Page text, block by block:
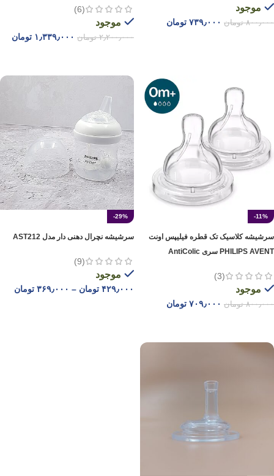
موجود
۸۰۰٫۰۰۰ تومان ۷۳۹٫۰۰۰ تومان
(6)
موجود
۲٫۲۰۰٫۰۰۰ تومان ۱٫۳۳۹٫۰۰۰ تومان
-11%
سرشیشه کلاسیک تک‌ قطره‌ فیلیپس اونت
PHILIPS AVENT سری AntiColic
(3)
موجود
۸۰۰٫۰۰۰ تومان ۷۰۹٫۰۰۰ تومان
-29%
سرشیشه نچرال دهنی دار مدل AST212
(9)
موجود
۴۲۹٫۰۰۰ تومان – ۳۶۹٫۰۰۰ تومان